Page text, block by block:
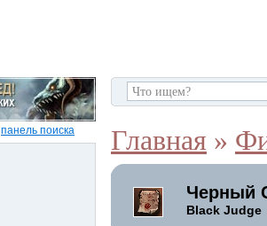
панель поиска Главная »
Черный
Black Judge